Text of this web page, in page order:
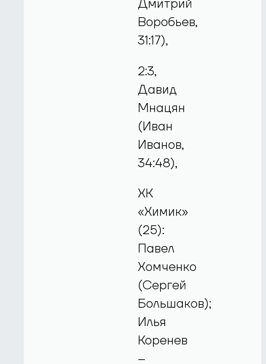
Дмитрий
Воробьев,
31:17),
2:3,
Давид
Мнацян
(Иван
Иванов,
34:48),
ХК
«Химик»
(25):
Павел
Хомченко
(Сергей
Большаков);
Илья
Коренев
–